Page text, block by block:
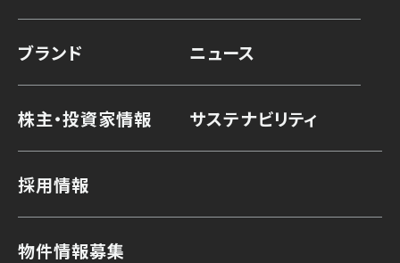
ブランド ニュース
株主・投資家情報 サステナビリティ
採用情報
物件情報募集